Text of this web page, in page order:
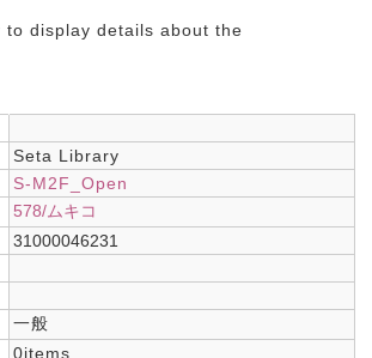
to display details about the
Seta Library
S-M2F_Open
578/ムキコ
31000046231
一般
0items